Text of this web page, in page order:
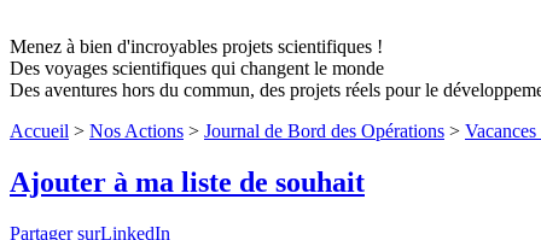
Menez à bien d'incroyables projets scientifiques !
Des voyages scientifiques qui changent le monde
Des aventures hors du commun, des projets réels pour le
Accueil > Nos Actions > Journal de Bord des Opérations >
Ajouter à ma liste de souhait
Partager surLinkedIn